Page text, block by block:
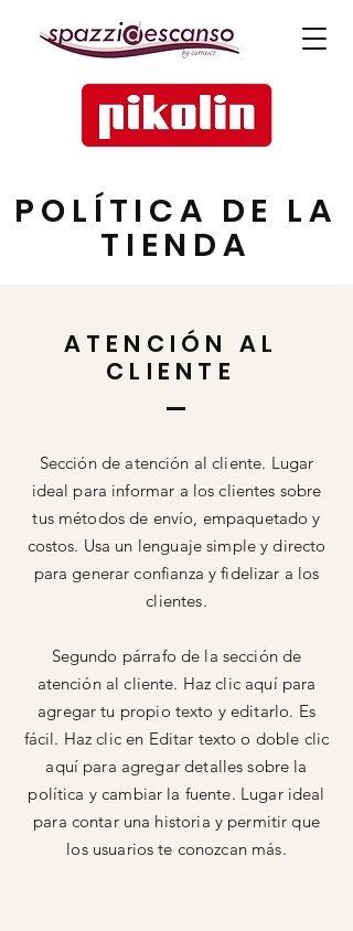
POLÍTICA DE LA
TIENDA
ATENCIÓN AL
CLIENTE
Sección de atención al cliente. Lugar
ideal para informar a los clientes sobre
tus métodos de envío, empaquetado y
costos. Usa un lenguaje simple y directo
para generar confianza y fidelizar a los
clientes.
Segundo párrafo de la sección de
atención al cliente. Haz clic aquí para
agregar tu propio texto y editarlo. Es
fácil. Haz clic en Editar texto o doble clic
aquí para agregar detalles sobre la
política y cambiar la fuente. Lugar ideal
para contar una historia y permitir que
los usuarios te conozcan más.